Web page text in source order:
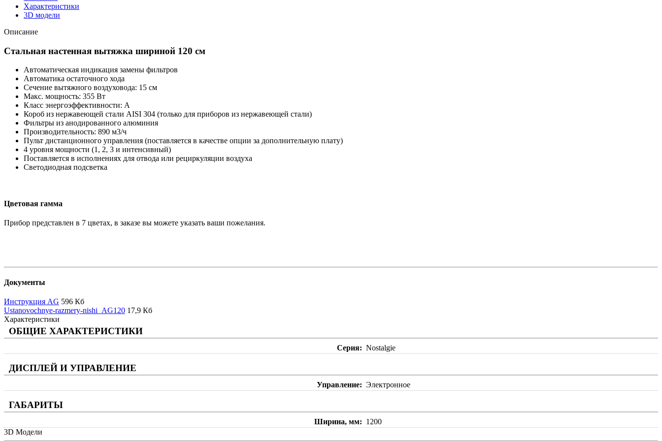
Характеристики
3D модели
Описание
Стальная настенная вытяжка шириной 120 см
Автоматическая индикация замены фильтров
Автоматика остаточного хода
Сечение вытяжного воздуховода: 15 см
Макс. мощность: 355 Вт
Класс энергоэффективности: А
Короб из нержавеющей стали AISI 304 (только для приборов из нержавеющей стали)
Фильтры из анодированного алюминия
Производительность: 890 м3/ч
Пульт дистанционного управления (поставляется в качестве опции за дополнительную плату)
4 уровня мощности (1, 2, 3 и интенсивный)
Поставляется в исполнениях для отвода или рециркуляции воздуха
Светодиодная подсветка
Цветовая гамма
Прибор представлен в 7 цветах, в заказе вы можете указать ваши пожелания.
Документы
Инструкция AG 596 Кб
Ustanovochnye-razmery-nishi_AG120 17,9 Кб
Характеристики
ОБЩИЕ ХАРАКТЕРИСТИКИ
Серия Nostalgie
ДИСПЛЕЙ И УПРАВЛЕНИЕ
Управление Электронное
ГАБАРИТЫ
Ширина, мм
1200
3D Модели